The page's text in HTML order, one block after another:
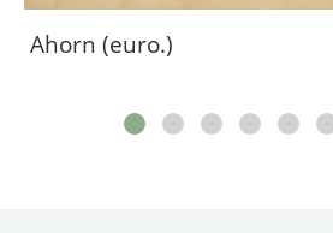
Ahorn (euro.)